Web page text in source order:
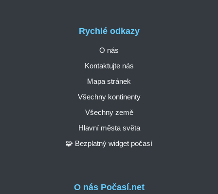
O nás Počasí.net
Rychlé odkazy
O nás
Kontaktujte nás
Mapa stránek
Všechny kontinenty
Všechny země
Hlavní města světa
🧩 Bezplatný widget počasí